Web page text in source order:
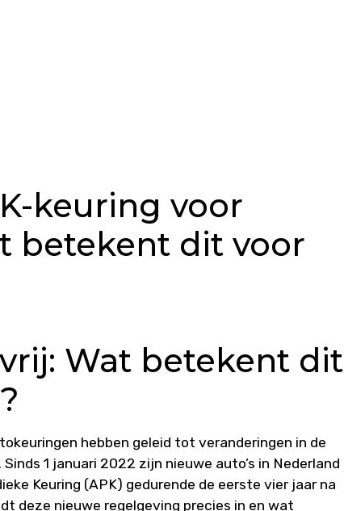
keuring voor
betekent dit voor
Wat betekent dit
hebben geleid tot veranderingen in de
1 januari 2022 zijn nieuwe auto’s in Nederland
Keuring (APK) gedurende de eerste vier jaar na
deze nieuwe regelgeving precies in en wat